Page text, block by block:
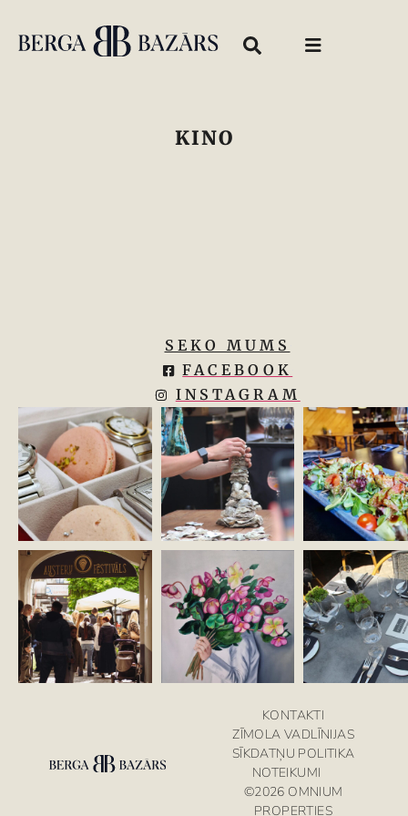
KINO
SEKO MUMS
FACEBOOK
INSTAGRAM
KONTAKTI
ZĪMOLA VADLĪNIJAS
SĪKDATŅU POLITIKA
NOTEIKUMI
©2026 OMNIUM
PROPERTIES